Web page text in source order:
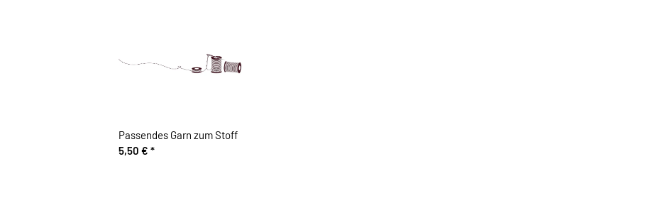
Passendes Garn zum Stoff
5,50 € *